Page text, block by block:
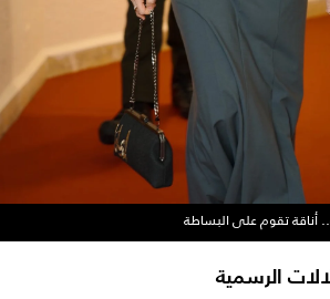
أناقة تقوم على البساطة
الرسمية